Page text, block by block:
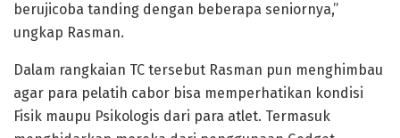
berujicoba tanding dengan beberapa seniornya,”
ungkap Rasman.
Dalam rangkaian TC tersebut Rasman pun menghimbau
agar para pelatih cabor bisa memperhatikan kondisi
Fisik maupu Psikologis dari para atlet. Termasuk